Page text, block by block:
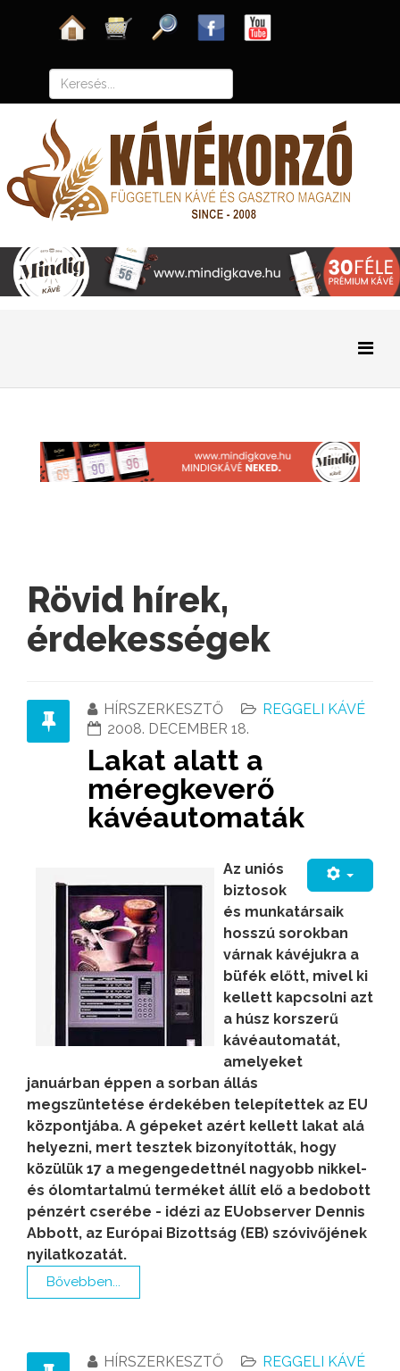
Rövid hírek,
érdekességek
HÍRSZERKESZTŐ
REGGELI KÁVÉ
2008. DECEMBER 18.
Lakat alatt a
méregkeverő
kávéautomaták
Az uniós
biztosok
és munkatársaik
hosszú sorokban
várnak kávéjukra a
büfék előtt, mivel ki
kellett kapcsolni azt
a húsz korszerű
kávéautomatát,
amelyeket
januárban éppen a sorban állás
megszüntetése érdekében telepítettek az EU
központjába. A gépeket azért kellett lakat alá
helyezni, mert tesztek bizonyították, hogy
közülük 17 a megengedettnél nagyobb nikkel-
és ólomtartalmú terméket állít elő a bedobott
pénzért cserébe - idézi az EUobserver Dennis
Abbott, az Európai Bizottság (EB) szóvivőjének
nyilatkozatát.
Bővebben...
HÍRSZERKESZTŐ
REGGELI KÁVÉ